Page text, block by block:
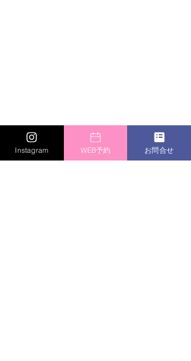
Instagram WEB予約 お問合せ